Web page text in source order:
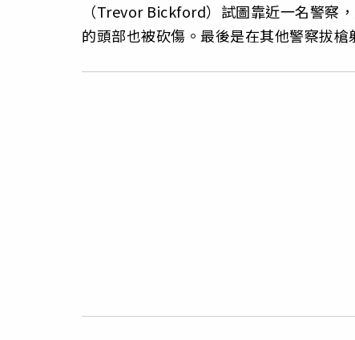
（Trevor Bickford）試圖靠近一名警察
的頭部也被砍傷。最後是在其他警察拔